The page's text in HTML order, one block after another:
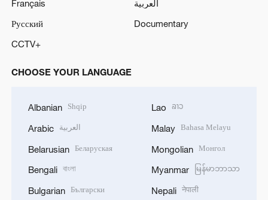
Français
العربية
Русский
Documentary
CCTV+
CHOOSE YOUR LANGUAGE
Albanian Shqip
Arabic العربية
Belarusian Беларуская
Bengali বাংলা
Bulgarian Български
Lao ລາວ
Malay Bahasa Melayu
Mongolian Монгол
Myanmar မြန်မာဘာသာ
Nepali नेपाली